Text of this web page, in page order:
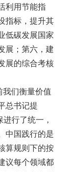
利用节能指
指标，提升其
低碳发展国家
展；第六，建
展的综合考核
们衡量价值
总书记提
行了统一，
中国践行的是
算规则下的按
议每个领域都